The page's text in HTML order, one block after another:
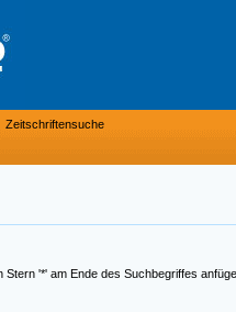
Zeitschriftensuche
'*' am Ende des Suchbegriffes